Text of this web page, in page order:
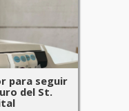
para seguir
del St.